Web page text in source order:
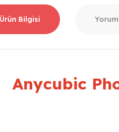
Ürün Bilgisi
Anycubic